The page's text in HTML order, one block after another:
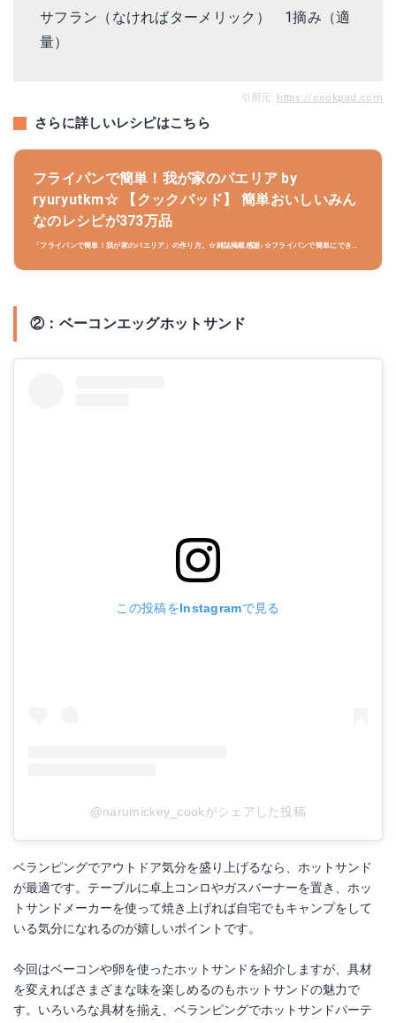
サフラン（なければターメリック） 1摘み（適
量）
引用元: https://cookpad.com
さらに詳しいレシピはこちら
フライパンで簡単！我が家のパエリア by
ryuryutkm☆ 【クックパッド】 簡単おいしいみん
なのレシピが373万品
「フライパンで簡単！我が家のパエリア」の作り方。☆雑誌掲載感謝♪☆フライパンで簡単にできる
②：ベーコンエッグホットサンド
この投稿をInstagramで見る
@narumickey_cookがシェアした投稿
ベランピングでアウトドア気分を盛り上げるなら、ホットサンド
が最適です。テーブルに卓上コンロやガスバーナーを置き、ホッ
トサンドメーカーを使って焼き上げれば自宅でもキャンプをして
いる気分になれるのが嬉しいポイントです。
今回はベーコンや卵を使ったホットサンドを紹介しますが、具材
を変えればさまざまな味を楽しめるのもホットサンドの魅力で
す。いろいろな具材を揃え、ベランピングでホットサンドパーテ